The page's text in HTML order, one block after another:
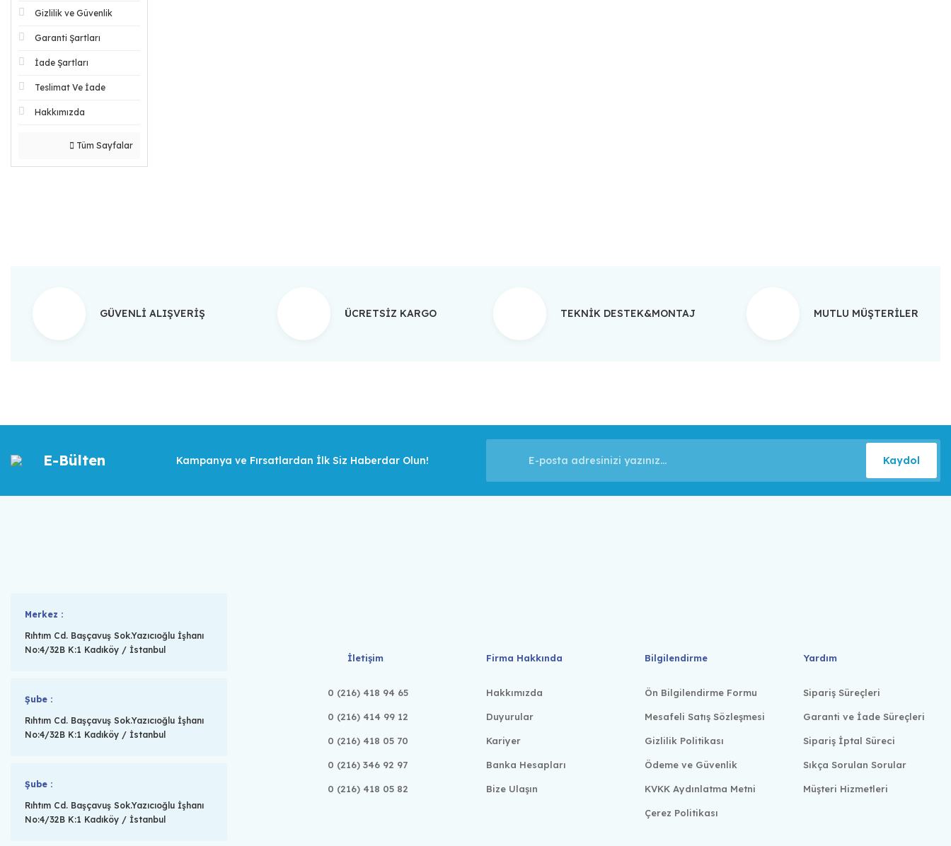
Gizlilik ve Güvenlik
Garanti Şartları
İade Şartları
Teslimat Ve İade
Hakkımızda
Tüm Sayfalar
GÜVENLİ ALIŞVERİŞ ÜCRETSİZ KARGO TEKNİK DESTEK&MONTAJ MUTLU MÜŞTERİLER
E-Bülten Kampanya ve Fırsatlardan İlk Siz Haberdar Olun! Kaydol
Merkez :
Rıhtım Cd. Başçavuş Sok.Yazıcıoğlu İşhanı
No:4/32B K:1 Kadıköy / İstanbul
Şube :
Rıhtım Cd. Başçavuş Sok.Yazıcıoğlu İşhanı
No:4/32B K:1 Kadıköy / İstanbul
Şube :
Rıhtım Cd. Başçavuş Sok.Yazıcıoğlu İşhanı
No:4/32B K:1 Kadıköy / İstanbul
İletişim
0 (216) 418 94 65
0 (216) 414 99 12
0 (216) 418 05 70
0 (216) 346 92 97
0 (216) 418 05 82
Firma Hakkında
Hakkımızda
Duyurular
Kariyer
Banka Hesapları
Bize Ulaşın
Bilgilendirme
Ön Bilgilendirme Formu
Mesafeli Satış Sözleşmesi
Gizlilik Politikası
Ödeme ve Güvenlik
KVKK Aydınlatma Metni
Çerez Politikası
Yardım
Sipariş Süreçleri
Garanti ve İade Süreçleri
Sipariş İptal Süreci
Sıkça Sorulan Sorular
Müşteri Hizmetleri